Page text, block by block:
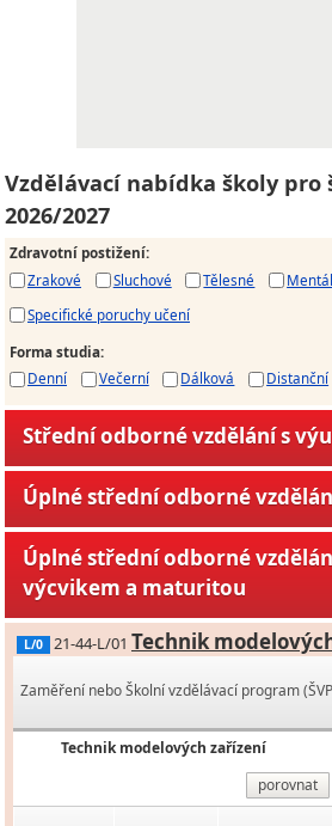
Vzdělávací nabídka školy pro
2026/2027
Zdravotní postižení:
Zrakové
Sluchové Tělesné
Specifické poruchy učení
Forma studia:
Denní
Večerní Dálková Distanční
Střední odborné vzdělání s
Úplné střední odborné
Úplné střední odborné
výcvikem a maturitou
L/0 21-44-L/01 Technik
Zaměření nebo Školní vzdělávací program
Technik modelových zařízení
porovnat